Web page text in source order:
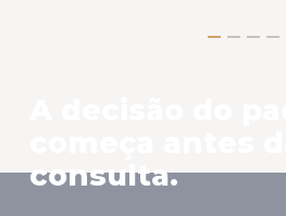
consulta.